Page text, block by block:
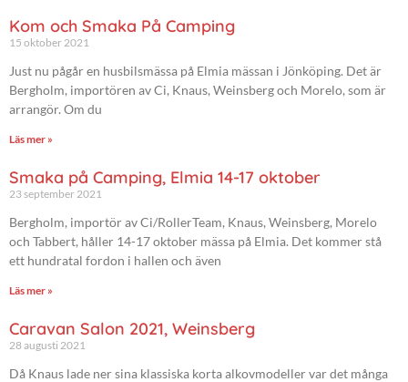
Kom och Smaka På Camping
15 oktober 2021
Just nu pågår en husbilsmässa på Elmia mässan i Jönköping. Det är
Bergholm, importören av Ci, Knaus, Weinsberg och Morelo, som är
arrangör. Om du
Läs mer »
Smaka på Camping, Elmia 14-17 oktober
23 september 2021
Bergholm, importör av Ci/RollerTeam, Knaus, Weinsberg, Morelo
och Tabbert, håller 14-17 oktober mässa på Elmia. Det kommer stå
ett hundratal fordon i hallen och även
Läs mer »
Caravan Salon 2021, Weinsberg
28 augusti 2021
Då Knaus lade ner sina klassiska korta alkovmodeller var det många